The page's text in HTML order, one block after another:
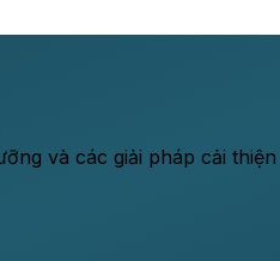
và các giải pháp cải